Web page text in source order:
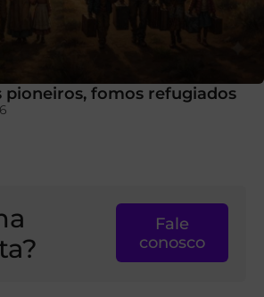
pioneiros, fomos refugiados
Fale
conosco